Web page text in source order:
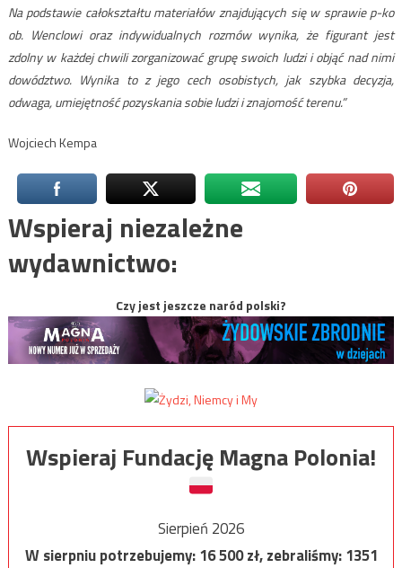
Na podstawie całokształtu materiałów znajdujących się w sprawie p-ko
ob. Wenclowi oraz indywidualnych rozmów wynika, że figurant jest
zdolny w każdej chwili zorganizować grupę swoich ludzi i objąć nad nimi
dowództwo. Wynika to z jego cech osobistych, jak szybka decyzja,
odwaga, umiejętność pozyskania sobie ludzi i znajomość terenu.”
Wojciech Kempa
Wspieraj niezależne
wydawnictwo:
Czy jest jeszcze naród polski?
Wspieraj Fundację Magna Polonia!
Sierpień 2026
W sierpniu potrzebujemy:16 500zł, zebraliśmy:1351